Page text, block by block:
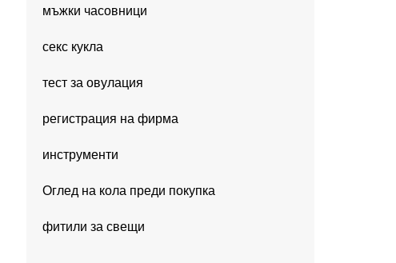
мъжки часовници
секс кукла
тест за овулация
регистрация на фирма
инструменти
Оглед на кола преди покупка
фитили за свещи